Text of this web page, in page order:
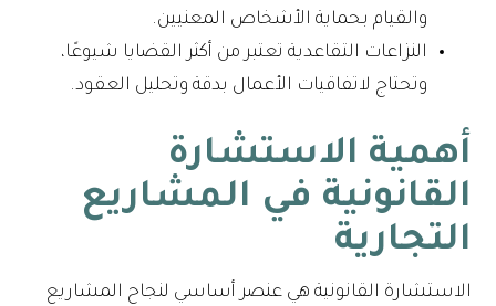
والقيام بحماية الأشخاص المعنيين.
النزاعات التقاعدية تعتبر من أكثر القضايا شيوعًا،
وتحتاج لاتفاقيات الأعمال بدقة وتحليل العقود.
أهمية الاستشارة
القانونية في المشاريع
التجارية
الاستشارة القانونية هي عنصر أساسي لنجاح المشاريع